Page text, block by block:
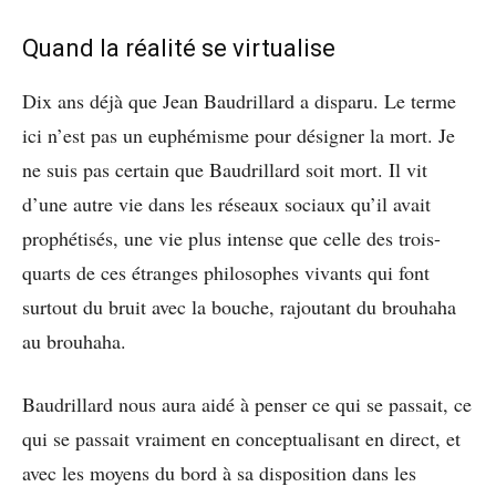
Quand la réalité se virtualise
Dix ans déjà que Jean Baudrillard a disparu. Le terme
ici n’est pas un euphémisme pour désigner la mort. Je
ne suis pas certain que Baudrillard soit mort. Il vit
d’une autre vie dans les réseaux sociaux qu’il avait
prophétisés, une vie plus intense que celle des trois-
quarts de ces étranges philosophes vivants qui font
surtout du bruit avec la bouche, rajoutant du brouhaha
au brouhaha.
Baudrillard nous aura aidé à penser ce qui se passait, ce
qui se passait vraiment en conceptualisant en direct, et
avec les moyens du bord à sa disposition dans les